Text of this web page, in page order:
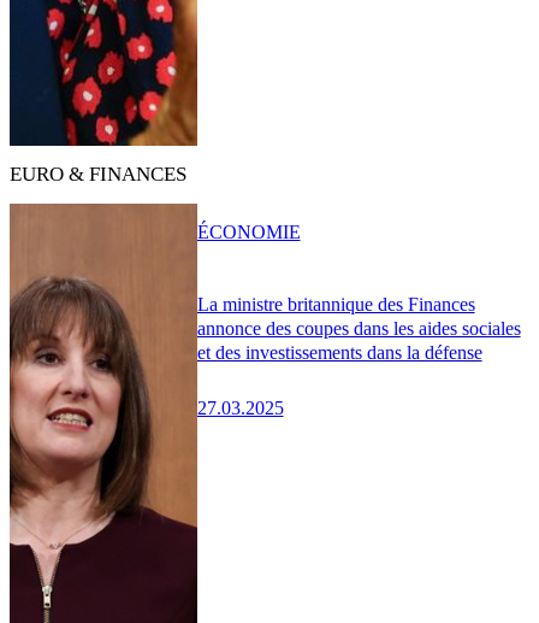
EURO & FINANCES
La ministre britannique des Finances
annonce des coupes dans les aides sociales
et des investissements dans la défense
27.03.2025
ÉCONOMIE